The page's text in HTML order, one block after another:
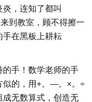
，连知了都叫
到教室，顾不得擦一
手在黑板上耕耘
手！数学老师的手
似的，用+。—。×。÷
无数算式，创造无